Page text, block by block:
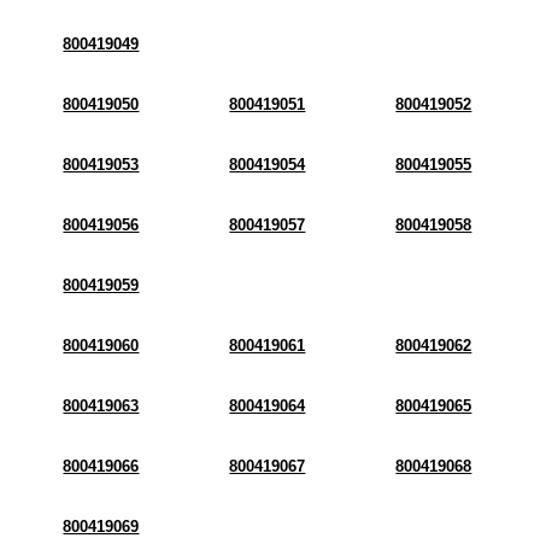
800419049
800419050 800419051 800419052
800419053 800419054 800419055
800419056 800419057 800419058
800419059
800419060 800419061 800419062
800419063 800419064 800419065
800419066 800419067 800419068
800419069